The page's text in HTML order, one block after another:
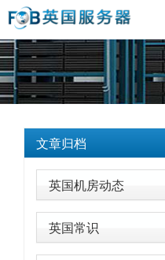
文章归档
英国机房动态
英国常识